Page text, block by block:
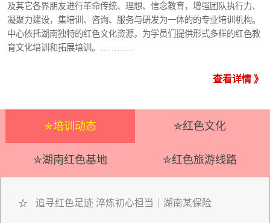
及其它各界朋友进行革命传统、理想、信念教育，增强团队执行力、
凝聚力建设，集培训、咨询、服务与研发为一体的的专业培训机构。
中心依托湖南独特的红色文化资源，为学员们提供形式多样的红色教
育文化培训和拓展培训。…………
查看详情 》
✮培训动态 ✮红色文化
✮湖南红色基地 ✮红色旅游线路
☆ 追寻红色足迹 淬炼初心担当｜湖南某保险